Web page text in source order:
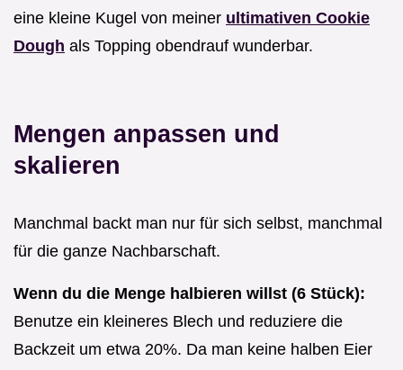
eine kleine Kugel von meiner ultimativen Cookie
Dough als Topping obendrauf wunderbar.
Mengen anpassen und
skalieren
Manchmal backt man nur für sich selbst, manchmal
für die ganze Nachbarschaft.
Wenn du die Menge halbieren willst (6 Stück):
Benutze ein kleineres Blech und reduziere die
Backzeit um etwa 20%. Da man keine halben Eier